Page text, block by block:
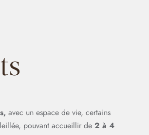
avec un espace de vie, certains
pouvant accueillir de 2 à 4